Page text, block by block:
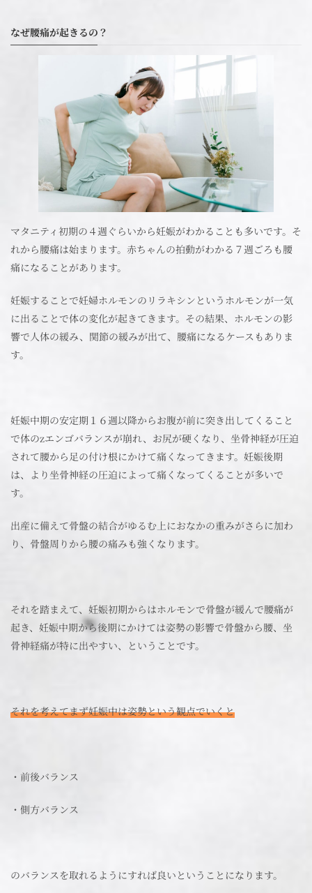
なぜ腰痛が起きるの？
マタニティ初期の４週ぐらいから妊娠がわかることも多いです。そ
れから腰痛は始まります。赤ちゃんの拍動がわかる７週ごろも腰
痛になることがあります。
妊娠することで妊婦ホルモンのリラキシンというホルモンが一気
に出ることで体の変化が起きてきます。その結果、ホルモンの影
響で人体の緩み、関節の緩みが出て、腰痛になるケースもありま
す。
妊娠中期の安定期１６週以降からお腹が前に突き出してくること
で体のzエンゴバランスが崩れ、お尻が硬くなり、坐骨神経が圧迫
されて腰から足の付け根にかけて痛くなってきます。妊娠後期
は、より坐骨神経の圧迫によって痛くなってくることが多いで
す。
出産に備えて骨盤の結合がゆるむ上におなかの重みがさらに加わ
り、骨盤周りから腰の痛みも強くなります。
それを踏まえて、妊娠初期からはホルモンで骨盤が緩んで腰痛が
起き、妊娠中期から後期にかけては姿勢の影響で骨盤から腰、坐
骨神経痛が特に出やすい、ということです。
それを考えてまず妊娠中は姿勢という観点でいくと
・前後バランス
・側方バランス
のバランスを取れるようにすれば良いということになります。